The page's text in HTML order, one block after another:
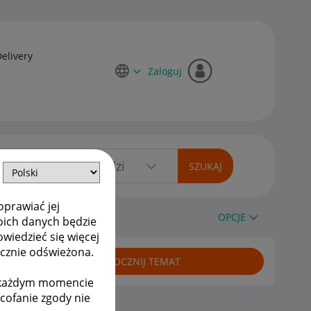
jej
danych będzie
się więcej
odświeżona.
momencie
zgody nie
Zaloguj
OPCJE
ROZPOCZNIJ TEMAT